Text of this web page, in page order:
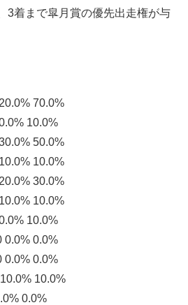
3着まで皐月賞の優先出走権が与
70.0%
10.0%
50.0%
10.0%
30.0%
10.0%
10.0%
0.0% 0.0%
0.0% 0.0%
10.0%
0.0%